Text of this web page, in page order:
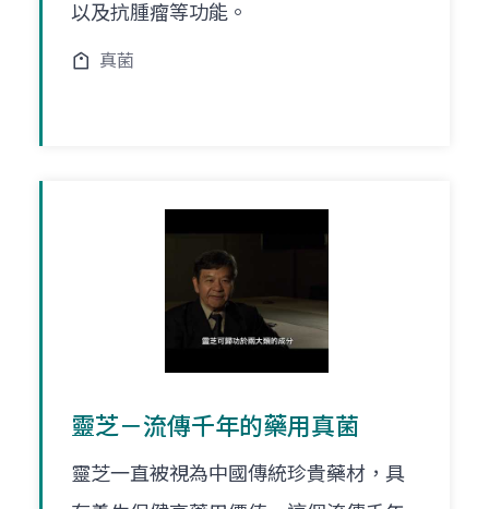
以及抗腫瘤等功能。
真菌
靈芝－流傳千年的藥用真菌
靈芝一直被視為中國傳統珍貴藥材，具